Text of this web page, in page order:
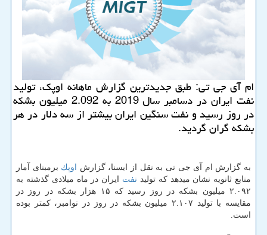
ام آی جی تی: طبق جدیدترین گزارش ماهانه اوپك، تولید
نفت ایران در دسامبر سال 2019 به 2.092 میلیون بشكه
در روز رسید و نفت سنگین ایران بیشتر از سه دلار در هر
بشكه گران گردید.
به گزارش ام آی جی تی به نقل از ایسنا، گزارش اوپك برمبنای آمار
منابع ثانویه نشان میدهد كه تولید نفت ایران در ماه میلادی گذشته به
۲.۰۹۲ میلیون بشكه در روز رسید كه ۱۵ هزار بشكه در روز در
مقایسه با تولید ۲.۱۰۷ میلیون بشكه در روز در نوامبر، كمتر بوده
است.